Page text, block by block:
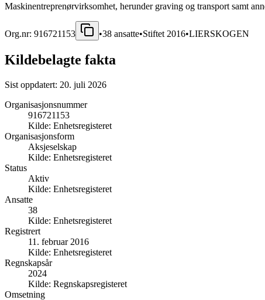
Maskinentreprenørvirksomhet, herunder graving og transport samt
Org.nr: 916721153 •38 ansatte•Stiftet 2016•LIERSKOGEN
Kildebelagte fakta
Sist oppdatert: 20. juli 2026
Organisasjonsnummer
916721153
Kilde: Enhetsregisteret
Organisasjonsform
Aksjeselskap
Kilde: Enhetsregisteret
Status
Aktiv
Kilde: Enhetsregisteret
Ansatte
38
Kilde: Enhetsregisteret
Registrert
11. februar 2016
Kilde: Enhetsregisteret
Regnskapsår
2024
Kilde: Regnskapsregisteret
Omsetning